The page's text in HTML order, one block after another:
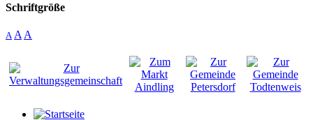
Schriftgröße
A A A